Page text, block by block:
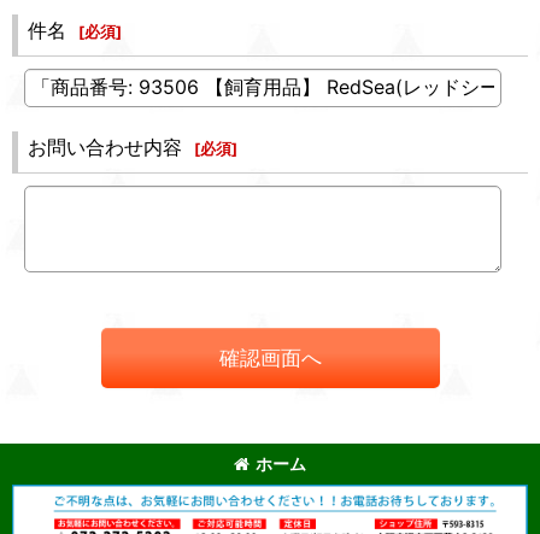
件名 [必須]
お問い合わせ内容 [必須]
確認画面へ
ホーム